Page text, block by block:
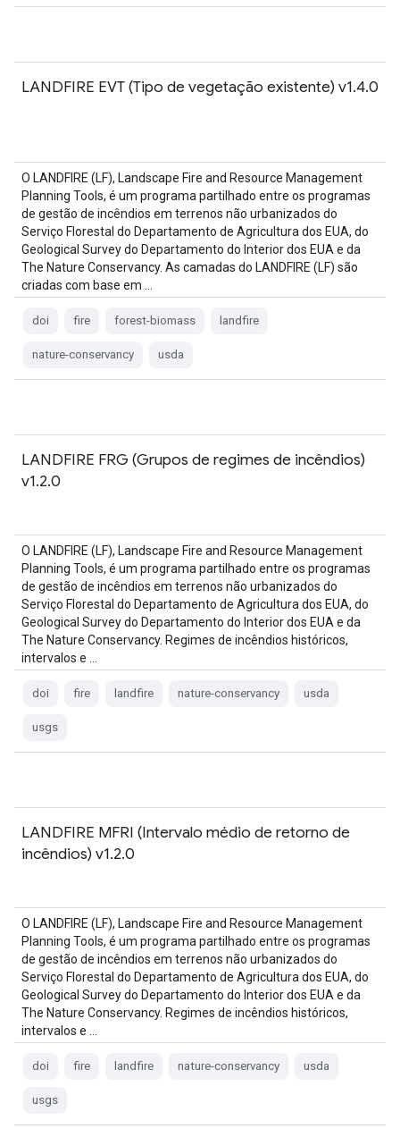
LANDFIRE EVT (Tipo de vegetação existente) v1.4.0
O LANDFIRE (LF), Landscape Fire and Resource Management
Planning Tools, é um programa partilhado entre os programas
de gestão de incêndios em terrenos não urbanizados do
Serviço Florestal do Departamento de Agricultura dos EUA, do
Geological Survey do Departamento do Interior dos EUA e da
The Nature Conservancy. As camadas do LANDFIRE (LF) são
criadas com base em …
doi fire forest-biomass landfire
nature-conservancy usda
LANDFIRE FRG (Grupos de regimes de incêndios)
v1.2.0
O LANDFIRE (LF), Landscape Fire and Resource Management
Planning Tools, é um programa partilhado entre os programas
de gestão de incêndios em terrenos não urbanizados do
Serviço Florestal do Departamento de Agricultura dos EUA, do
Geological Survey do Departamento do Interior dos EUA e da
The Nature Conservancy. Regimes de incêndios históricos,
intervalos e …
doi fire landfire nature-conservancy usda
usgs
LANDFIRE MFRI (Intervalo médio de retorno de
incêndios) v1.2.0
O LANDFIRE (LF), Landscape Fire and Resource Management
Planning Tools, é um programa partilhado entre os programas
de gestão de incêndios em terrenos não urbanizados do
Serviço Florestal do Departamento de Agricultura dos EUA, do
Geological Survey do Departamento do Interior dos EUA e da
The Nature Conservancy. Regimes de incêndios históricos,
intervalos e …
doi fire landfire nature-conservancy usda
usgs